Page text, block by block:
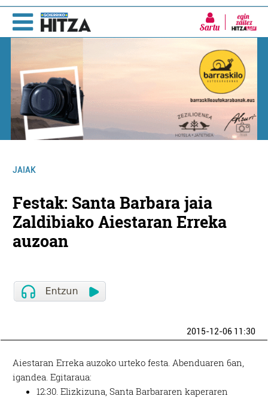
Sartu
JAIAK
Festak: Santa Barbara jaia
Zaldibiako Aiestaran Erreka
auzoan
2015-12-06 11:30
Aiestaran Erreka auzoko urteko festa. Abenduaren 6an,
igandea. Egitaraua:
12:30. Elizkizuna, Santa Barbararen kaperaren